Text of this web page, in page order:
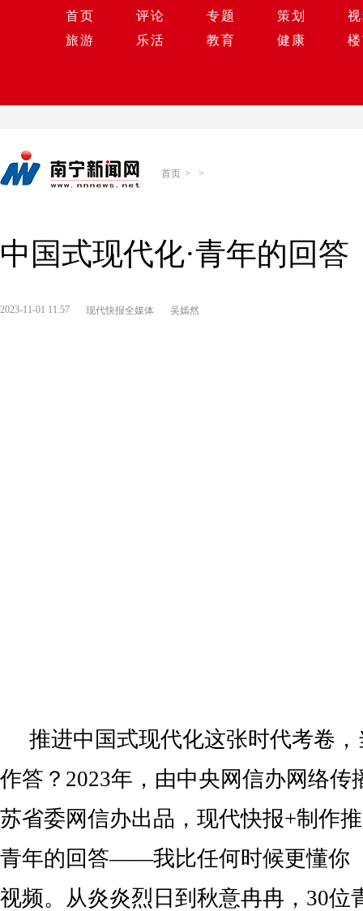
首页 评论 专题 策划
旅游
乐活 教育 健康
首页 > >
中国式现代化·青年的回
2023-11-01 11:57 现代快报全媒体 吴嫣然
推进中国式现代化这张时代考卷
作答？2023年，由中央网信办网络传
苏省委网信办出品，现代快报+制作
青年的回答——我比任何时候更懂你
视频。从炎炎烈日到秋意冉冉，30位